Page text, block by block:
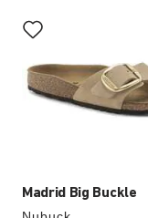
Madrid Big Buckle
je
een
kleur
selecteert,